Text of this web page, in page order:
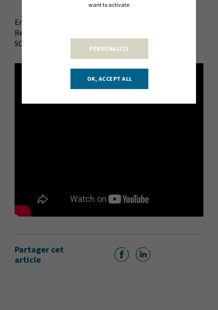
Envie de vous engager à nos côtés ?
Rejoignez l’une des 123 associations du Mouvement
SOLIHA :
Partager cet
article
want to activate
PERSONALIZE
OK, ACCEPT ALL